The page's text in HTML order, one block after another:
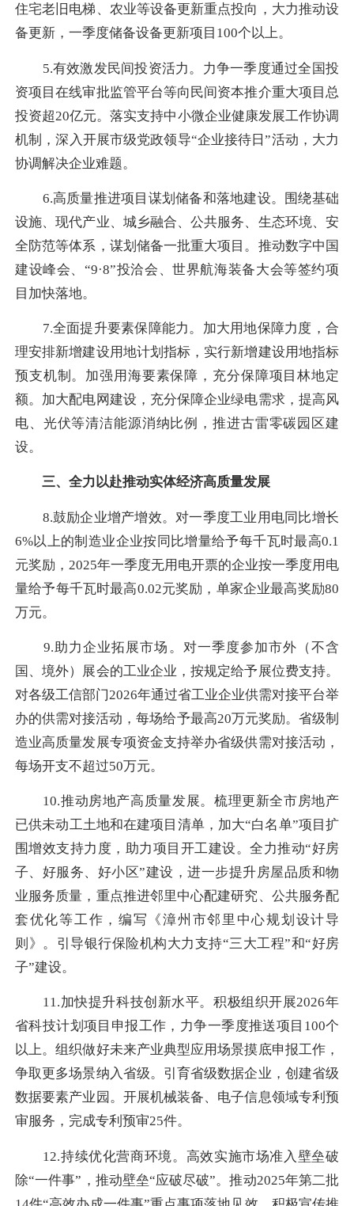
住宅老旧电梯、农业等设备更新重点投向，大力推动设
备更新，一季度储备设备更新项目100个以上。
5.有效激发民间投资活力。力争一季度通过全国投
资项目在线审批监管平台等向民间资本推介重大项目总
投资超20亿元。落实支持中小微企业健康发展工作协调
机制，深入开展市级党政领导“企业接待日”活动，大力
协调解决企业难题。
6.高质量推进项目谋划储备和落地建设。围绕基础
设施、现代产业、城乡融合、公共服务、生态环境、安
全防范等体系，谋划储备一批重大项目。推动数字中国
建设峰会、“9·8”投洽会、世界航海装备大会等签约项
目加快落地。
7.全面提升要素保障能力。加大用地保障力度，合
理安排新增建设用地计划指标，实行新增建设用地指标
预支机制。加强用海要素保障，充分保障项目林地定
额。加大配电网建设，充分保障企业绿电需求，提高风
电、光伏等清洁能源消纳比例，推进古雷零碳园区建
设。
三、全力以赴推动实体经济高质量发展
8.鼓励企业增产增效。对一季度工业用电同比增长
6%以上的制造业企业按同比增量给予每千瓦时最高0.1
元奖励，2025年一季度无用电开票的企业按一季度用电
量给予每千瓦时最高0.02元奖励，单家企业最高奖励80
万元。
9.助力企业拓展市场。对一季度参加市外（不含
国、境外）展会的工业企业，按规定给予展位费支持。
对各级工信部门2026年通过省工业企业供需对接平台举
办的供需对接活动，每场给予最高20万元奖励。省级制
造业高质量发展专项资金支持举办省级供需对接活动，
每场开支不超过50万元。
10.推动房地产高质量发展。梳理更新全市房地产
已供未动工土地和在建项目清单，加大“白名单”项目扩
围增效支持力度，助力项目开工建设。全力推动“好房
子、好服务、好小区”建设，进一步提升房屋品质和物
业服务质量，重点推进邻里中心配建研究、公共服务配
套优化等工作，编写《漳州市邻里中心规划设计导
则》。引导银行保险机构大力支持“三大工程”和“好房
子”建设。
11.加快提升科技创新水平。积极组织开展2026年
省科技计划项目申报工作，力争一季度推送项目100个
以上。组织做好未来产业典型应用场景摸底申报工作，
争取更多场景纳入省级。引育省级数据企业，创建省级
数据要素产业园。开展机械装备、电子信息领域专利预
审服务，完成专利预审25件。
12.持续优化营商环境。高效实施市场准入壁垒破
除“一件事”，推动壁垒“应破尽破”。推动2025年第二批